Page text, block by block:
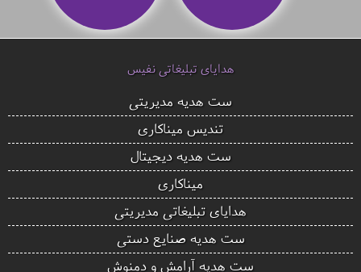
هدایای تبلیغاتی نفیس
ست هدیه مدیریتی
تندیس میناکاری
ست هدیه دیجیتال
میناکاری
هدایای تبلیغاتی مدیریتی
ست هدیه صنایع دستی
ست هدیه آرامش و دمنوش